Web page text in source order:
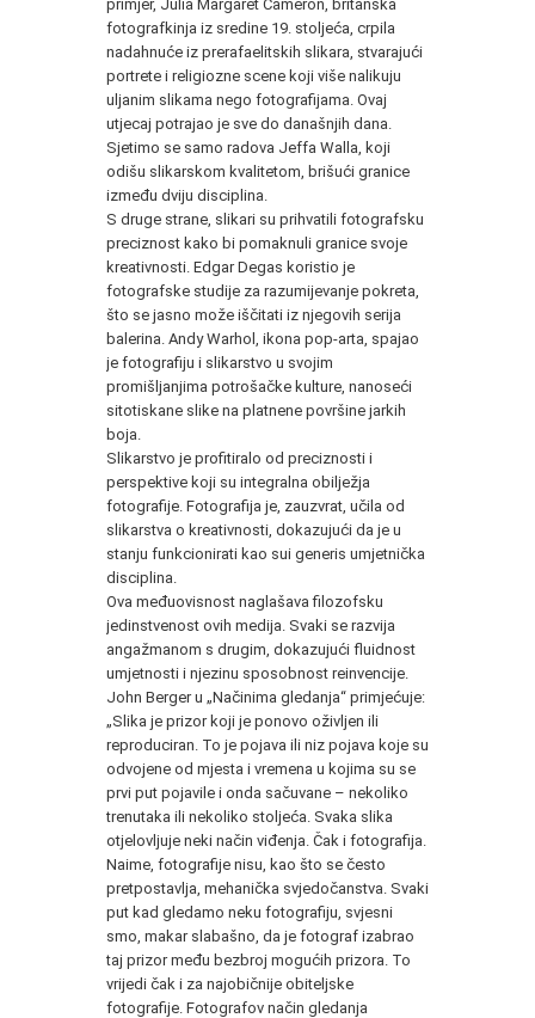
primjer, Julia Margaret Cameron, britanska
fotografkinja iz sredine 19. stoljeća, crpila
nadahnuće iz prerafaelitskih slikara, stvarajući
portrete i religiozne scene koji više nalikuju
uljanim slikama nego fotografijama. Ovaj
utjecaj potrajao je sve do današnjih dana.
Sjetimo se samo radova Jeffa Walla, koji
odišu slikarskom kvalitetom, brišući granice
između dviju disciplina.
S druge strane, slikari su prihvatili fotografsku
preciznost kako bi pomaknuli granice svoje
kreativnosti. Edgar Degas koristio je
fotografske studije za razumijevanje pokreta,
što se jasno može iščitati iz njegovih serija
balerina. Andy Warhol, ikona pop-arta, spajao
je fotografiju i slikarstvo u svojim
promišljanjima potrošačke kulture, nanoseći
sitotiskane slike na platnene površine jarkih
boja.
Slikarstvo je profitiralo od preciznosti i
perspektive koji su integralna obilježja
fotografije. Fotografija je, zauzvrat, učila od
slikarstva o kreativnosti, dokazujući da je u
stanju funkcionirati kao sui generis umjetnička
disciplina.
Ova međuovisnost naglašava filozofsku
jedinstvenost ovih medija. Svaki se razvija
angažmanom s drugim, dokazujući fluidnost
umjetnosti i njezinu sposobnost reinvencije.
John Berger u „Načinima gledanja“ primjećuje:
„Slika je prizor koji je ponovo oživljen ili
reproduciran. To je pojava ili niz pojava koje su
odvojene od mjesta i vremena u kojima su se
prvi put pojavile i onda sačuvane – nekoliko
trenutaka ili nekoliko stoljeća. Svaka slika
otjelovljuje neki način viđenja. Čak i fotografija.
Naime, fotografije nisu, kao što se često
pretpostavlja, mehanička svjedočanstva. Svaki
put kad gledamo neku fotografiju, svjesni
smo, makar slabašno, da je fotograf izabrao
taj prizor među bezbroj mogućih prizora. To
vrijedi čak i za najobičnije obiteljske
fotografije. Fotografov način gledanja